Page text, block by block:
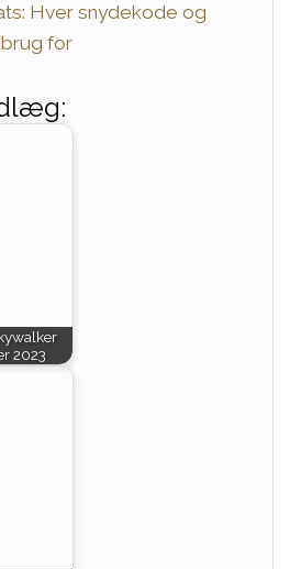
Hver snydekode og
for
2023